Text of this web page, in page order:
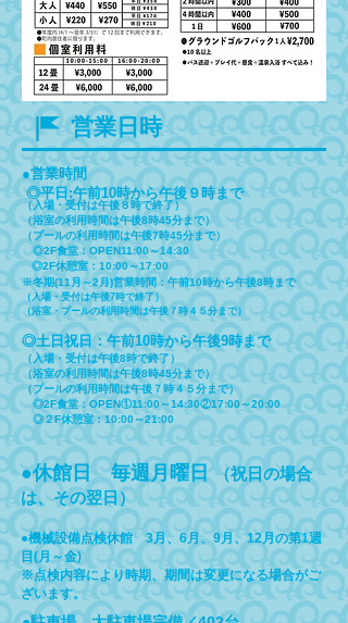
営業日時
●営業時間
◎平日:午前10時から午後９時まで
（入場・受付は午後８時で終了）
（浴室の利用時間は午後8時45分まで）
（プールの利用時間は午後7時45分まで）
◎2F食堂：OPEN11:00～14:30
◎2F休憩室：10:00～17:00
※冬期(11月～2月)営業時間：午前10時から午後8時まで
（入場・受付は午後7時で終了）
（浴室・プールの利用時間は午後７時４５分まで）
◎土日祝日：午前10時から午後9時まで
（入場・受付は午後8時で終了）
（浴室の利用時間は午後8時45分まで）
（プールの利用時間は午後７時４５分まで）
◎2F食堂：OPEN①11:00～14:30②17:00～20:00
​ ◎２F休憩室：10:00～21:00
●休館日 毎週月曜日（祝日の場合
は、その翌日）
●機械設備点検休館 3月、6月、9月、12月の第1週
目(月～金)
​※点検内容により時期、期間は変更になる場合がご
ざいます。